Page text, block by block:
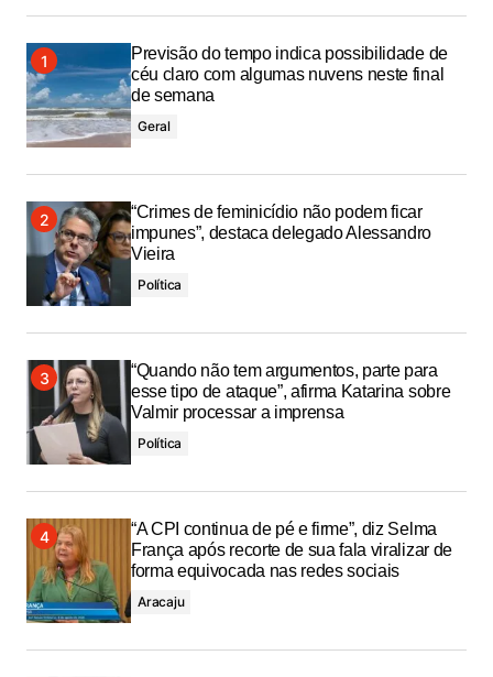
Previsão do tempo indica possibilidade de
céu claro com algumas nuvens neste final
de semana
Geral
“Crimes de feminicídio não podem ficar
impunes”, destaca delegado Alessandro
Vieira
Política
“Quando não tem argumentos, parte para
esse tipo de ataque”, afirma Katarina sobre
Valmir processar a imprensa
Política
“A CPI continua de pé e firme”, diz Selma
França após recorte de sua fala viralizar de
forma equivocada nas redes sociais
Aracaju